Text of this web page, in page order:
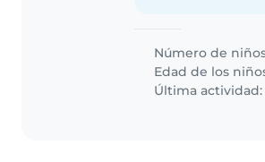
Número de
Edad de los
Última actividad: